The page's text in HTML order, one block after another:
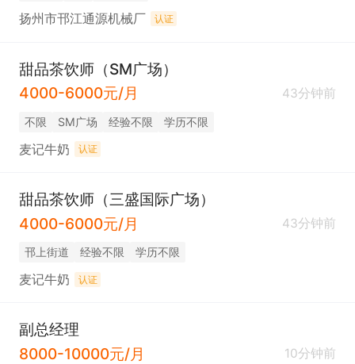
扬州市邗江通源机械厂 认证
甜品茶饮师（SM广场）
4000-6000元/月
43分钟前
不限 SM广场 经验不限 学历不限
麦记牛奶 认证
甜品茶饮师（三盛国际广场）
4000-6000元/月
43分钟前
邗上街道 经验不限 学历不限
麦记牛奶 认证
副总经理
8000-10000元/月
10分钟前